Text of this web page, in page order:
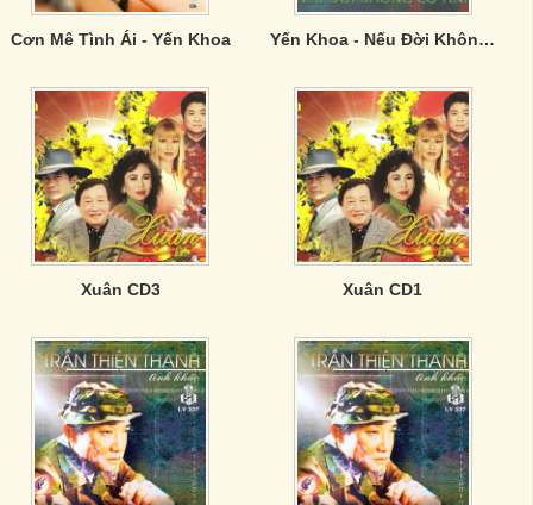
Cơn Mê Tình Ái - Yến Khoa Yến Khoa - Nếu Đời Không Có Anh
Xuân CD3 Xuân CD1